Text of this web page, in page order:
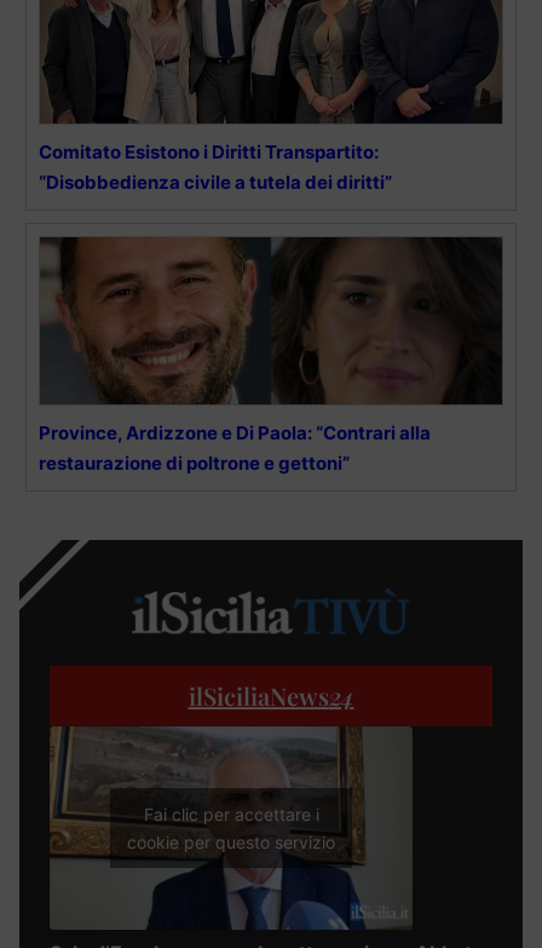
Comitato Esistono i Diritti Transpartito:
“Disobbedienza civile a tutela dei diritti”
Province, Ardizzone e Di Paola: “Contrari alla
restaurazione di poltrone e gettoni”
ilSiciliaNews24
Fai clic per accettare i
cookie per questo servizio